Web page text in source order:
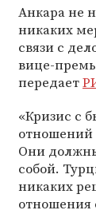
Анкара не
никаких
связи с
вице-
передает
«Кризис с
отношений
Они
собой.
никаких
отношения